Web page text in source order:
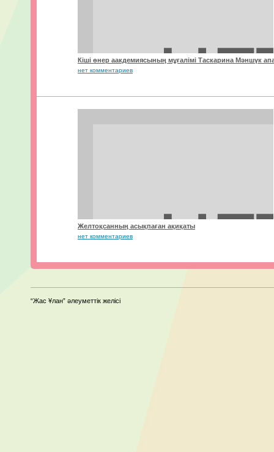
Кіші өнер аакдемиясының мұғалімі Таскарина Мәншүк
нет комментариев
Желтоқсанның асықпаған ақиқаты
нет комментариев
“Жас Ұлан” әлеуметтік желісі